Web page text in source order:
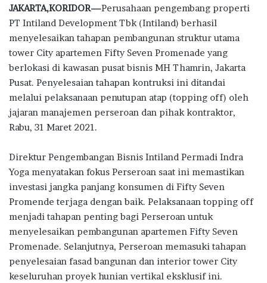
e
b
o
o
k
it
te
r
at
s
A
p
p
e e
g
ra
m
ar
e
JAKARTA,KORIDOR—Perusahaan pengembang properti
PT Intiland Development Tbk (Intiland) berhasil
menyelesaikan tahapan pembangunan struktur utama
tower City apartemen Fifty Seven Promenade yang
berlokasi di kawasan pusat bisnis MH Thamrin, Jakarta
Pusat. Penyelesaian tahapan kontruksi ini ditandai
melalui pelaksanaan penutupan atap (topping off) oleh
jajaran manajemen perseroan dan pihak kontraktor,
Rabu, 31 Maret 2021.
Direktur Pengembangan Bisnis Intiland Permadi Indra
Yoga menyatakan fokus Perseroan saat ini memastikan
investasi jangka panjang konsumen di Fifty Seven
Promende terjaga dengan baik. Pelaksanaan topping off
menjadi tahapan penting bagi Perseroan untuk
menyelesaikan pembangunan apartemen Fifty Seven
Promenade. Selanjutnya, Perseroan memasuki tahapan
penyelesaian fasad bangunan dan interior tower City
keseluruhan proyek hunian vertikal eksklusif ini.